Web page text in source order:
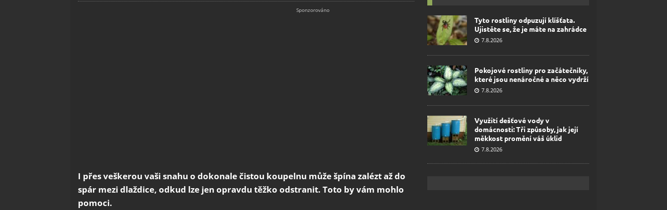
I přes veškerou vaši snahu o dokonale čistou koupelnu může špína zalézt až do
spár mezi dlaždice, odkud lze jen opravdu těžko odstranit. Toto by vám mohlo
pomoci.
Tyto rostliny odpuzují klíšťata.
Ujistěte se, že je máte na zahrádce
7.8.2026
Pokojové rostliny pro začátečníky,
které jsou nenáročné a něco vydrží
7.8.2026
Využití dešťové vody v
domácnosti: Tři způsoby, jak její
měkkost promění váš úklid
7.8.2026